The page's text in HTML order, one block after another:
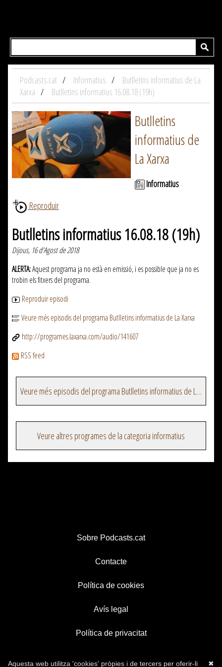
Podcasts.cat Informatius
Butlletins informatius de La
Xarxa
Butlletins informatius 16.08.18 (19h)
Butlletins
informatius de
La Xarxa
Informatius
Reproduir
Butlletins informatius 16.08.18 (19h)
Dijous, 16 d'Agost de 2018
ALERTA:Aquest programa ja no està en emissió, i es possible que ja no es
trobin els fitxers del programa.
Reproduir episodi
Veure més episodis del programa Butlletins informatius de La Xarxa
http://programes.laxarxa.com/audio/141607
RSS feed
Veure més episodis del programa Butlletins informatius de La Xarxa
Veure altres programes de la categoria informatius
Sobre Podcasts.cat
Contacte
Política de cookies
Avís legal
Política de privacitat
✖
Aquesta web utilitza 'cookies' pròpies i de tercers per oferir-li